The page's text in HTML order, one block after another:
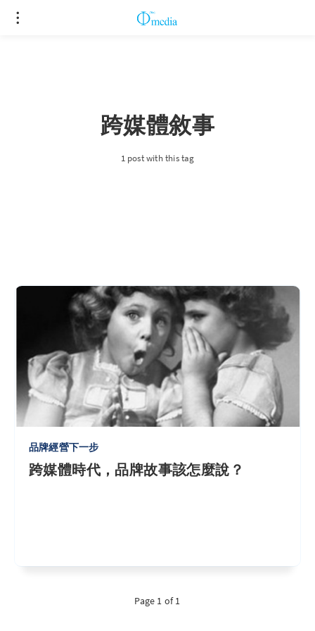
跨媒體敘事
1 post with this tag
品牌經營下一步
跨媒體時代，品牌故事該怎麼說？
Page 1 of 1